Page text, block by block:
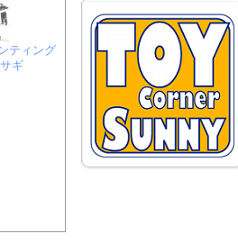
ティング
ギ